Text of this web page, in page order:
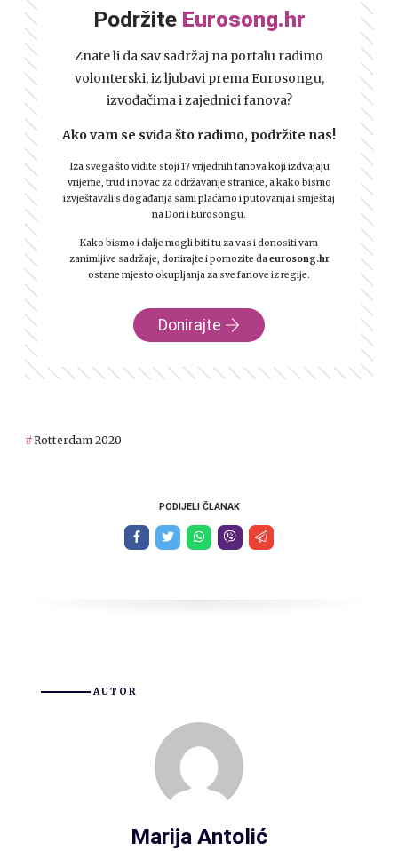
Podržite Eurosong.hr
Znate li da sav sadržaj na portalu radimo
volonterski, iz ljubavi prema Eurosongu,
izvođačima i zajednici fanova?
Ako vam se sviđa što radimo, podržite nas!
Iza svega što vidite stoji 17 vrijednih fanova koji izdvajaju
vrijeme, trud i novac za održavanje stranice, a kako bismo
izvještavali s događanja sami plaćamo i putovanja i smještaj
na Dori i Eurosongu.
Kako bismo i dalje mogli biti tu za vas i donositi vam
zanimljive sadržaje, donirajte i pomozite daeurosong.hr
ostane mjesto okupljanja za sve fanove iz regije.
Donirajte
Rotterdam 2020
PODIJELI ČLANAK
AUTOR
Marija Antolić